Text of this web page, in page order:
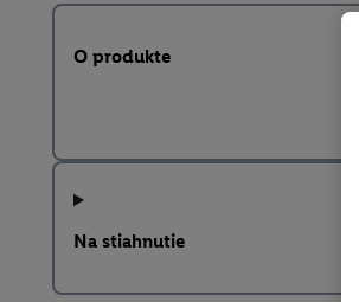
O produkte
Na stiahnutie